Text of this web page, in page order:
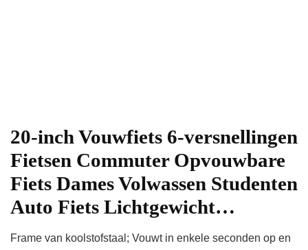
20-inch Vouwfiets 6-versnellingen
Fietsen Commuter Opvouwbare
Fiets Dames Volwassen Studenten
Auto Fiets Lichtgewicht…
Frame van koolstofstaal; Vouwt in enkele seconden op en